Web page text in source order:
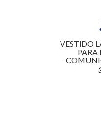
VESTIDO
PARA